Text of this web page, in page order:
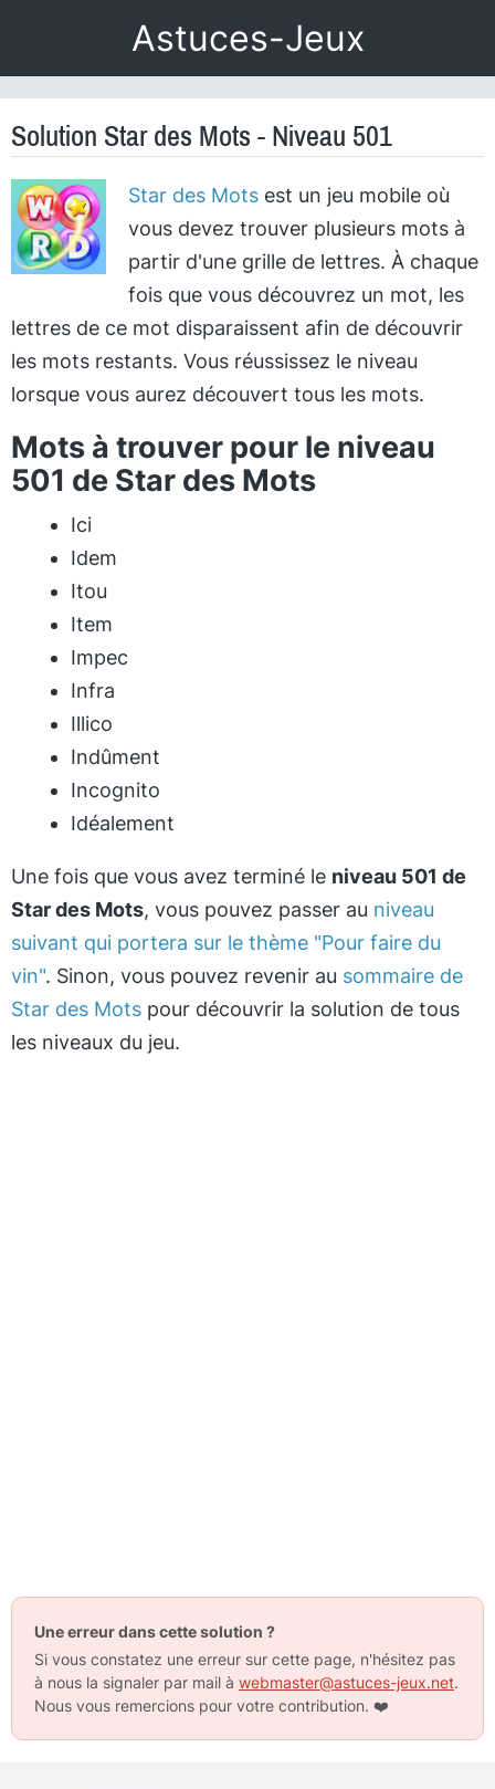
Astuces-Jeux
Solution Star des Mots - Niveau 501
Star des Motsest un jeu mobile où
vous devez trouver plusieurs mots à
partir d'une grille de lettres. À chaque
fois que vous découvrez un mot, les
lettres de ce mot disparaissent afin de découvrir
les mots restants. Vous réussissez le niveau
lorsque vous aurez découvert tous les mots.
Mots à trouver pour le niveau
501 de Star des Mots
Ici
Idem
Itou
Item
Impec
Infra
Illico
Indûment
Incognito
Idéalement
Une fois que vous avez terminé le niveau 501 de
Star des Mots, vous pouvez passer au niveau
suivant qui portera sur le thème "Pour faire du
vin". Sinon, vous pouvez revenir au sommaire de
Star des Mots pour découvrir la solution de tous
les niveaux du jeu.
Une erreur dans cette solution ?
Si vous constatez une erreur sur cette page, n'hésitez pas
à nous la signaler par mail à webmaster@astuces-jeux.net.
Nous vous remercions pour votre contribution. ❤️